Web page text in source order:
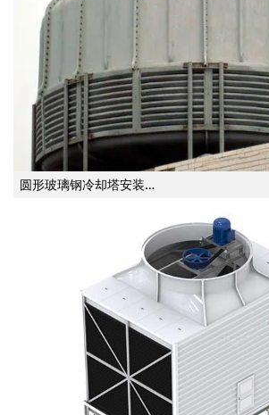
圆形玻璃钢冷却塔安装…